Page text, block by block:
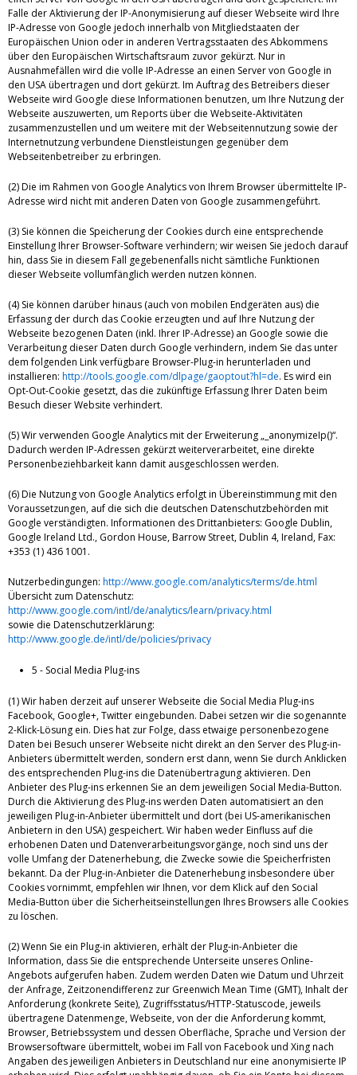
Falle der Aktivierung der IP-Anonymisierung auf dieser Webseite wird Ihre
IP-Adresse von Google jedoch innerhalb von Mitgliedstaaten der
Europäischen Union oder in anderen Vertragsstaaten des Abkommens
über den Europäischen Wirtschaftsraum zuvor gekürzt. Nur in
Ausnahmefällen wird die volle IP-Adresse an einen Server von Google in
den USA übertragen und dort gekürzt. Im Auftrag des Betreibers dieser
Webseite wird Google diese Informationen benutzen, um Ihre Nutzung der
Webseite auszuwerten, um Reports über die Webseite-Aktivitäten
zusammenzustellen und um weitere mit der Webseitennutzung sowie der
Internetnutzung verbundene Dienstleistungen gegenüber dem
Webseitenbetreiber zu erbringen.
(2) Die im Rahmen von Google Analytics von Ihrem Browser übermittelte IP-
Adresse wird nicht mit anderen Daten von Google zusammengeführt.
(3) Sie können die Speicherung der Cookies durch eine entsprechende
Einstellung Ihrer Browser-Software verhindern; wir weisen Sie jedoch darauf
hin, dass Sie in diesem Fall gegebenenfalls nicht sämtliche Funktionen
dieser Webseite vollumfänglich werden nutzen können.
(4) Sie können darüber hinaus (auch von mobilen Endgeräten aus) die
Erfassung der durch das Cookie erzeugten und auf Ihre Nutzung der
Webseite bezogenen Daten (inkl. Ihrer IP-Adresse) an Google sowie die
Verarbeitung dieser Daten durch Google verhindern, indem Sie das unter
dem folgenden Link verfügbare Browser-Plug-in herunterladen und
installieren: http://tools.google.com/dlpage/gaoptout?hl=de. Es wird ein
Opt-Out-Cookie gesetzt, das die zukünftige Erfassung Ihrer Daten beim
Besuch dieser Website verhindert.
(5) Wir verwenden Google Analytics mit der Erweiterung „_anonymizeIp()“.
Dadurch werden IP-Adressen gekürzt weiterverarbeitet, eine direkte
Personenbeziehbarkeit kann damit ausgeschlossen werden.
(6) Die Nutzung von Google Analytics erfolgt in Übereinstimmung mit den
Voraussetzungen, auf die sich die deutschen Datenschutzbehörden mit
Google verständigten. Informationen des Drittanbieters: Google Dublin,
Google Ireland Ltd., Gordon House, Barrow Street, Dublin 4, Ireland, Fax:
+353 (1) 436 1001.
Nutzerbedingungen: http://www.google.com/analytics/terms/de.html
Übersicht zum Datenschutz:
http://www.google.com/intl/de/analytics/learn/privacy.html
sowie die Datenschutzerklärung:
http://www.google.de/intl/de/policies/privacy
5 - Social Media Plug-ins
(1) Wir haben derzeit auf unserer Webseite die Social Media Plug-ins
Facebook, Google+, Twitter eingebunden. Dabei setzen wir die sogenannte
2-Klick-Lösung ein. Dies hat zur Folge, dass etwaige personenbezogene
Daten bei Besuch unserer Webseite nicht direkt an den Server des Plug-in-
Anbieters übermittelt werden, sondern erst dann, wenn Sie durch Anklicken
des entsprechenden Plug-ins die Datenübertragung aktivieren. Den
Anbieter des Plug-ins erkennen Sie an dem jeweiligen Social Media-Button.
Durch die Aktivierung des Plug-ins werden Daten automatisiert an den
jeweiligen Plug-in-Anbieter übermittelt und dort (bei US-amerikanischen
Anbietern in den USA) gespeichert. Wir haben weder Einfluss auf die
erhobenen Daten und Datenverarbeitungsvorgänge, noch sind uns der
volle Umfang der Datenerhebung, die Zwecke sowie die Speicherfristen
bekannt. Da der Plug-in-Anbieter die Datenerhebung insbesondere über
Cookies vornimmt, empfehlen wir Ihnen, vor dem Klick auf den Social
Media-Button über die Sicherheitseinstellungen Ihres Browsers alle Cookies
zu löschen.
(2) Wenn Sie ein Plug-in aktivieren, erhält der Plug-in-Anbieter die
Information, dass Sie die entsprechende Unterseite unseres Online-
Angebots aufgerufen haben. Zudem werden Daten wie Datum und Uhrzeit
der Anfrage, Zeitzonendifferenz zur Greenwich Mean Time (GMT), Inhalt der
Anforderung (konkrete Seite), Zugriffsstatus/HTTP-Statuscode, jeweils
übertragene Datenmenge, Webseite, von der die Anforderung kommt,
Browser, Betriebssystem und dessen Oberfläche, Sprache und Version der
Browsersoftware übermittelt, wobei im Fall von Facebook und Xing nach
Angaben des jeweiligen Anbieters in Deutschland nur eine anonymisierte IP